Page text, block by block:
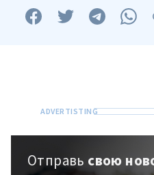
Отправь свою